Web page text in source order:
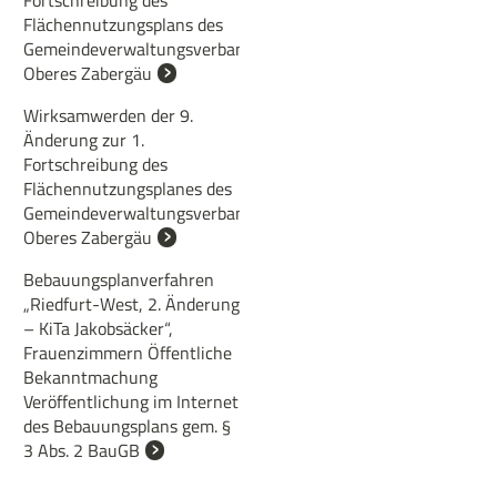
Flächennutzungsplans des
Gemeindeverwaltungsverbands
Oberes Zabergäu
Wirksamwerden der 9.
Änderung zur 1.
Fortschreibung des
Flächennutzungsplanes des
Gemeindeverwaltungsverbandes
Oberes Zabergäu
Bebauungsplanverfahren
„Riedfurt-West, 2. Änderung
– KiTa Jakobsäcker“,
Frauenzimmern Öffentliche
Bekanntmachung
Veröffentlichung im Internet
des Bebauungsplans gem. §
3 Abs. 2 BauGB